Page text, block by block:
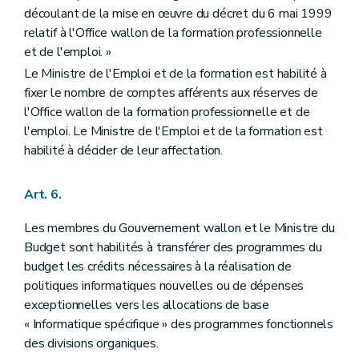
découlant de la mise en œuvre du décret du 6 mai 1999
relatif à l'Office wallon de la formation professionnelle
et de l'emploi. »
Le Ministre de l'Emploi et de la formation est habilité à
fixer le nombre de comptes afférents aux réserves de
l'Office wallon de la formation professionnelle et de
l'emploi. Le Ministre de l'Emploi et de la formation est
habilité à décider de leur affectation.
Art. 6.
Les membres du Gouvernement wallon et le Ministre du
Budget sont habilités à transférer des programmes du
budget les crédits nécessaires à la réalisation de
politiques informatiques nouvelles ou de dépenses
exceptionnelles vers les allocations de base
« Informatique spécifique » des programmes fonctionnels
des divisions organiques.